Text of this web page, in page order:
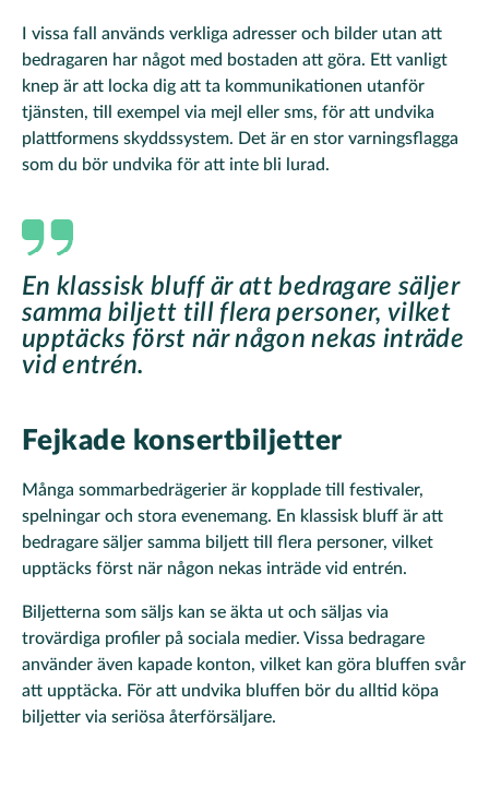
I vissa fall används verkliga adresser och bilder utan att
bedragaren har något med bostaden att göra. Ett vanligt
knep är att locka dig att ta kommunikationen utanför
tjänsten, till exempel via mejl eller sms, för att undvika
plattformens skyddssystem. Det är en stor varningsflagga
som du bör undvika för att inte bli lurad.
En klassisk bluff är att bedragare säljer
samma biljett till flera personer, vilket
upptäcks först när någon nekas inträde
vid entrén.
Fejkade konsertbiljetter
Många sommarbedrägerier är kopplade till festivaler,
spelningar och stora evenemang. En klassisk bluff är att
bedragare säljer samma biljett till flera personer, vilket
upptäcks först när någon nekas inträde vid entrén.
Biljetterna som säljs kan se äkta ut och säljas via
trovärdiga profiler på sociala medier. Vissa bedragare
använder även kapade konton, vilket kan göra bluffen svår
att upptäcka. För att undvika bluffen bör du alltid köpa
biljetter via seriösa återförsäljare.